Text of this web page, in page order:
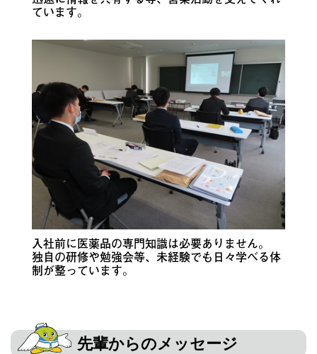
ています。
入社前に医薬品の専門知識は必要ありません。
独自の研修や勉強会等、未経験でも日々学べる体
制が整っています。
先輩からのメッセージ